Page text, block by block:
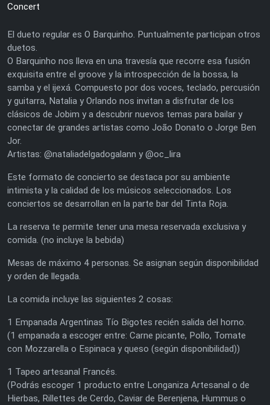
Concert
El dueto regular es O Barquinho. Puntualmente participan otros
duetos.
O Barquinho nos lleva en una travesía que recorre esa fusión
exquisita entre el groove y la introspección de la bossa, la
samba y el ijexá. Compuesto por dos voces, teclado, percusión
y guitarra, Natalia y Orlando nos invitan a disfrutar de los
clásicos de Jobim y a descubrir nuevos temas para bailar y
conectar de grandes artistas como João Donato o Jorge Ben
Jor.
Artistas: @nataliadelgadogalann y @oc_lira
Este formato de concierto se destaca por su ambiente
intimista y la calidad de los músicos seleccionados. Los
conciertos se desarrollan en la parte bar del Tinta Roja.
La reserva te permite tener una mesa reservada exclusiva y
comida. (no incluye la bebida)
Mesas de máximo 4 personas. Se asignan según disponibilidad
y orden de llegada.
La comida incluye las siguientes 2 cosas:
1 Empanada Argentinas Tío Bigotes recién salida del horno.
(1 empanada a escoger entre: Carne picante, Pollo, Tomate
con Mozzarella o Espinaca y queso (según disponibilidad))
1 Tapeo artesanal Francés.
(Podrás escoger 1 producto entre Longaniza Artesanal o de
Hierbas, Rillettes de Cerdo, Caviar de Berenjena, Hummus o